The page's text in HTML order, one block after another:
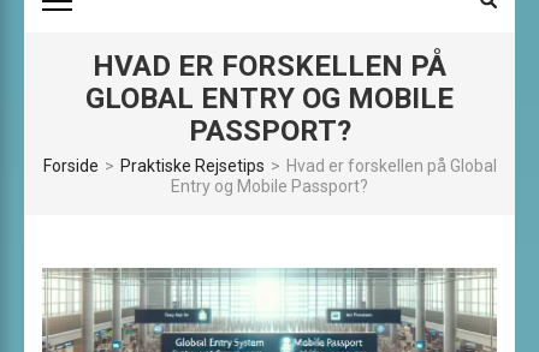
HVAD ER FORSKELLEN PÅ
GLOBAL ENTRY OG MOBILE
PASSPORT?
Forside > Praktiske Rejsetips > Hvad er forskellen på Global
Entry og Mobile Passport?